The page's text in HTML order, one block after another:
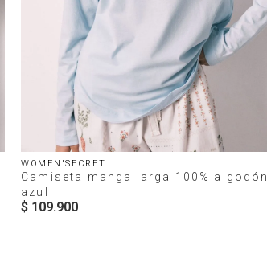
WOMEN'SECRET
Camiseta manga larga 100% algodón
azul
$ 109.900